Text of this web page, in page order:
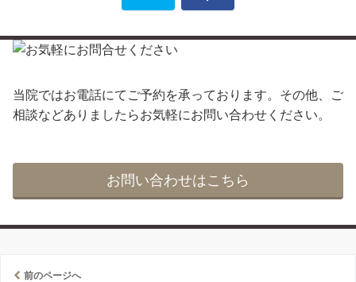
当院ではお電話にてご予約を承っております。その他、ご
相談などありましたらお気軽にお問い合わせください。
お問い合わせはこちら
前のページへ